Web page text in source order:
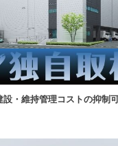
設・維持管理コストの抑制